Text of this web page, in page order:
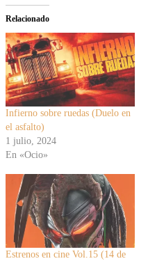
Relacionado
Infierno sobre ruedas (Duelo en
el asfalto)
1 julio, 2024
En «Ocio»
Estrenos en cine Vol.15 (14 de